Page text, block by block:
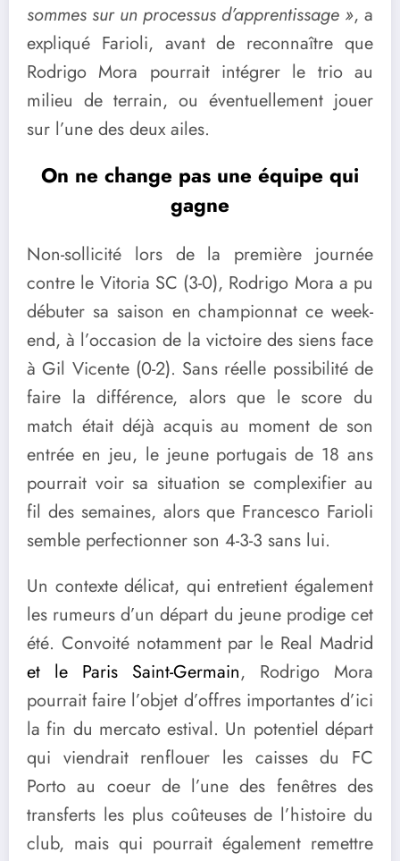
sommes sur un processus d’apprentissage », a
expliqué Farioli, avant de reconnaître que
Rodrigo Mora pourrait intégrer le trio au
milieu de terrain, ou éventuellement jouer
sur l’une des deux ailes.
On ne change pas une équipe qui
gagne
Non-sollicité lors de la première journée
contre le Vitoria SC (3-0), Rodrigo Mora a pu
débuter sa saison en championnat ce week-
end, à l’occasion de la victoire des siens face
à Gil Vicente (0-2). Sans réelle possibilité de
faire la différence, alors que le score du
match était déjà acquis au moment de son
entrée en jeu, le jeune portugais de 18 ans
pourrait voir sa situation se complexifier au
fil des semaines, alors que Francesco Farioli
semble perfectionner son 4-3-3 sans lui.
Un contexte délicat, qui entretient également
les rumeurs d’un départ du jeune prodige cet
été. Convoité notamment par le Real Madrid
et le Paris Saint-Germain, Rodrigo Mora
pourrait faire l’objet d’offres importantes d’ici
la fin du mercato estival. Un potentiel départ
qui viendrait renflouer les caisses du FC
Porto au coeur de l’une des fenêtres des
transferts les plus coûteuses de l’histoire du
club, mais qui pourrait également remettre